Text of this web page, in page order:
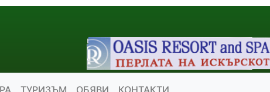
ТУРИЗЪМ ОБЯВИ КОНТАКТИ